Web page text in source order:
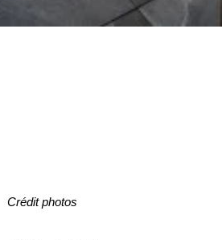
Crédit photos